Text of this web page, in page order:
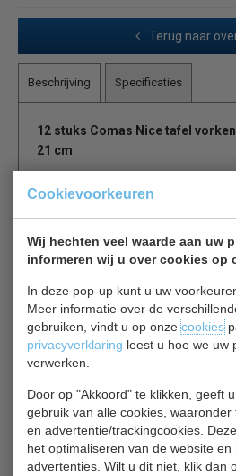
Cookievoorkeuren
Wij hechten veel waarde aan uw
informeren wij u over cookies op
In deze pop-up kunt u uw
Meer informatie over de
gebruiken, vindt u op onzecookies
privacyverklaring leest u hoe we uw
verwerken.
Door op "Akkoord" te klikken, geeft
gebruik van alle cookies,
en advertentie/trackingcookies.
het optimaliseren van de website
advertenties. Wilt u dit niet, klik dan
Terug naar
Beschrijving Specificaties
12 stuks Comas Nice tafel
21 cm
Het bestek uit de Nice-serie heeft
sterk en robuust RVS dat
Dankzij het ergonomische
comfortabel in de hand.
Is dit iets
Amefa
Bestek
€ 19,80